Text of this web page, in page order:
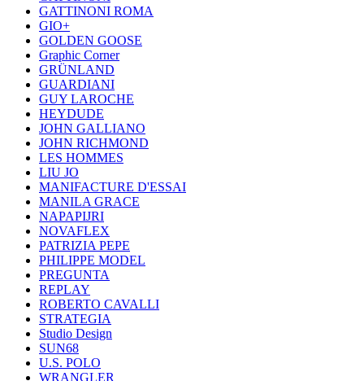
GATTINONI ROMA
GIO+
GOLDEN GOOSE
Graphic Corner
GRÜNLAND
GUARDIANI
GUY LAROCHE
HEYDUDE
JOHN GALLIANO
JOHN RICHMOND
LES HOMMES
LIU JO
MANIFACTURE D'ESSAI
MANILA GRACE
NAPAPIJRI
NOVAFLEX
PATRIZIA PEPE
PHILIPPE MODEL
PREGUNTA
REPLAY
ROBERTO CAVALLI
STRATEGIA
Studio Design
SUN68
U.S. POLO
WRANGLER